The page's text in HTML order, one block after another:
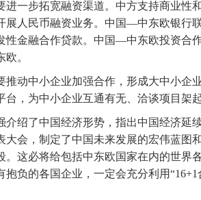
步拓宽融资渠道。中方支持商业性和
展人民币融资业务。中国—中东欧银行
性金融合作贷款。中国—中东欧投资合
。
中小企业加强合作，形成大中小企业
台，为中小企业互通有无、洽谈项目架起
了中国经济形势，指出中国经济延
大会，制定了中国未来发展的宏伟蓝图
。这必将给包括中东欧国家在内的世界
抱负的各国企业，一定会充分利用